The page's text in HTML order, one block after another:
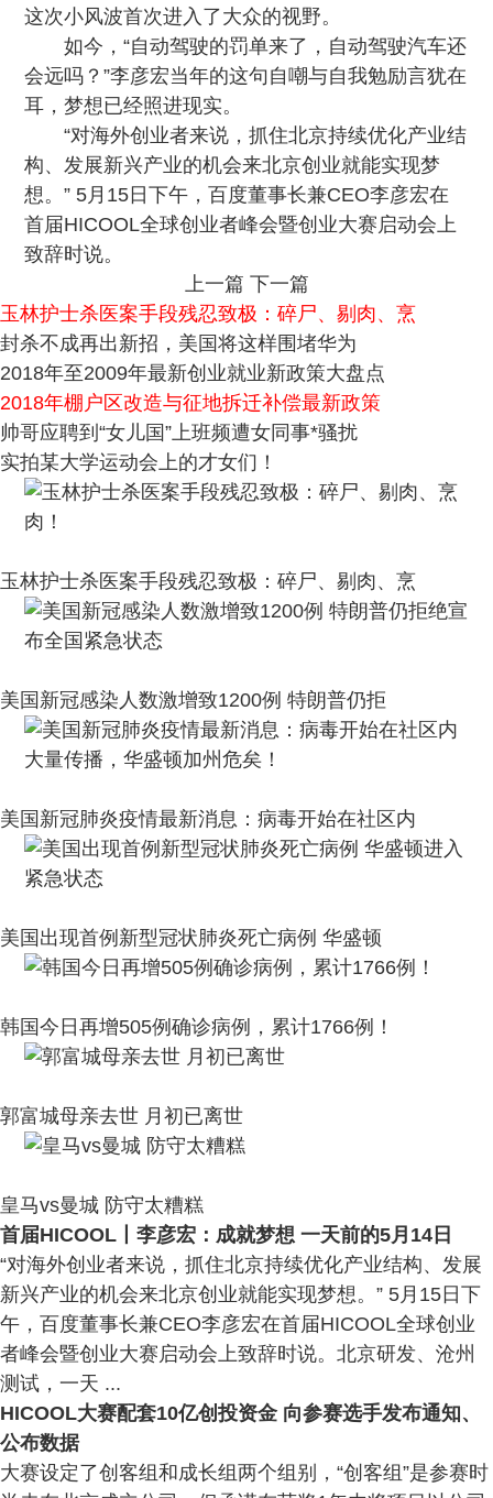
这次小风波首次进入了大众的视野。
如今，“自动驾驶的罚单来了，自动驾驶汽车还
会远吗？”李彦宏当年的这句自嘲与自我勉励言犹在
耳，梦想已经照进现实。
“对海外创业者来说，抓住北京持续优化产业结
构、发展新兴产业的机会来北京创业就能实现梦
想。” 5月15日下午，百度董事长兼CEO李彦宏在
首届HICOOL全球创业者峰会暨创业大赛启动会上
致辞时说。
上一篇 下一篇
玉林护士杀医案手段残忍致极：碎尸、剔肉、烹
封杀不成再出新招，美国将这样围堵华为
2018年至2009年最新创业就业新政策大盘点
2018年棚户区改造与征地拆迁补偿最新政策
帅哥应聘到“女儿国”上班频遭女同事*骚扰
实拍某大学运动会上的才女们！
玉林护士杀医案手段残忍致极：碎尸、剔肉、烹
美国新冠感染人数激增致1200例 特朗普仍拒
美国新冠肺炎疫情最新消息：病毒开始在社区内
美国出现首例新型冠状肺炎死亡病例 华盛顿
韩国今日再增505例确诊病例，累计1766例！
郭富城母亲去世 月初已离世
皇马vs曼城 防守太糟糕
首届HICOOL丨李彦宏：成就梦想 一天前的5月14日
“对海外创业者来说，抓住北京持续优化产业结构、发展
新兴产业的机会来北京创业就能实现梦想。” 5月15日下
午，百度董事长兼CEO李彦宏在首届HICOOL全球创业
者峰会暨创业大赛启动会上致辞时说。北京研发、沧州
测试，一天 ...
HICOOL大赛配套10亿创投资金 向参赛选手发布通知、
公布数据
大赛设定了创客组和成长组两个组别，“创客组”是参赛时